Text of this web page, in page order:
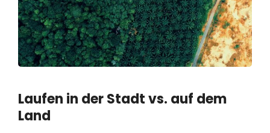
Laufen in der Stadt vs. auf dem
Land